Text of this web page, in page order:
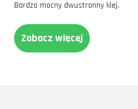
Bardzo mocny dwustronny klej.
Zobacz więcej